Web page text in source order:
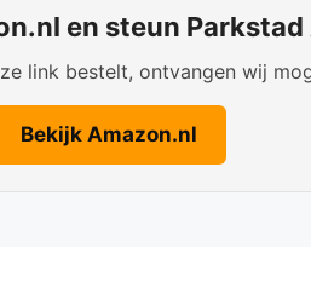
en steun
link bestelt, ontvangen wij
Bekijk Amazon.nl